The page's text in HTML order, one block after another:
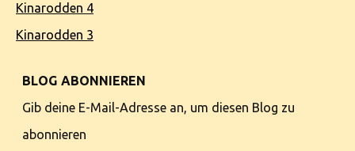
Kinarodden 4
Kinarodden 3
BLOG ABONNIEREN
Gib deine E-Mail-Adresse an, um diesen Blog zu
abonnieren